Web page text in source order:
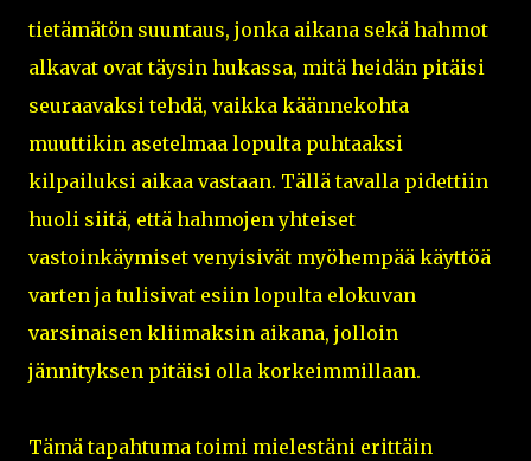
tietämätön suuntaus, jonka aikana sekä hahmot
alkavat ovat täysin hukassa, mitä heidän pitäisi
seuraavaksi tehdä, vaikka käännekohta
muuttikin asetelmaa lopulta puhtaaksi
kilpailuksi aikaa vastaan. Tällä tavalla pidettiin
huoli siitä, että hahmojen yhteiset
vastoinkäymiset venyisivät myöhempää käyttöä
varten ja tulisivat esiin lopulta elokuvan
varsinaisen kliimaksin aikana, jolloin
jännityksen pitäisi olla korkeimmillaan.
Tämä tapahtuma toimi mielestäni erittäin